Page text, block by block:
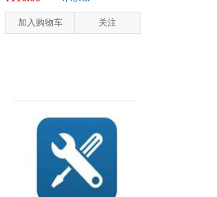
加入购物车 关注